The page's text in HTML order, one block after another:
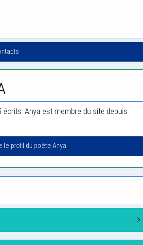
écrits. Anya est membre du site depuis
le profil du poète Anya